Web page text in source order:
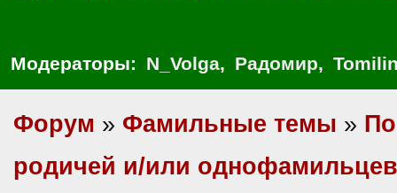
Модераторы: N_Volga, Радомир,
Форум » Фамильные темы »
родичей и/или однофамильцев